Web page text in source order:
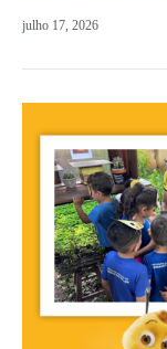
julho 17, 2026